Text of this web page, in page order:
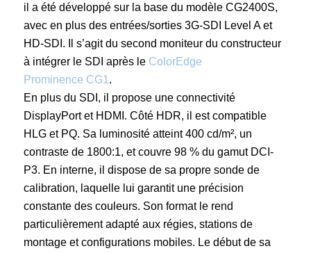
il a été développé sur la base du modèle CG2400S,
avec en plus des entrées/sorties 3G-SDI Level A et
HD-SDI. Il s’agit du second moniteur du constructeur
à intégrer le SDI après le ColorEdge
Prominence CG1 .
En plus du SDI, il propose une connectivité
DisplayPort et HDMI. Côté HDR, il est compatible
HLG et PQ. Sa luminosité atteint 400 cd/m², un
contraste de 1800:1, et couvre 98 % du gamut DCI-
P3. En interne, il dispose de sa propre sonde de
calibration, laquelle lui garantit une précision
constante des couleurs. Son format le rend
particulièrement adapté aux régies, stations de
montage et configurations mobiles. Le début de sa